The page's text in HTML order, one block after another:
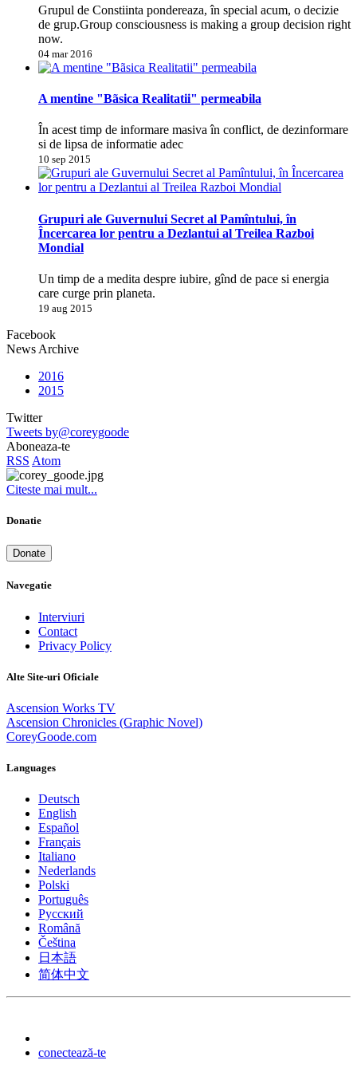
Grupul de Constiinta pondereaza, în special acum, o decizie
de grup.Group consciousness is making a group decision right
now.
04 mar 2016
A mentine "Bãsica Realitatii" permeabila
În acest timp de informare masiva în conflict, de dezinformare
si de lipsa de informatie adec
10 sep 2015
Grupuri ale Guvernului Secret al Pamîntului, în
Încercarea lor pentru a Dezlantui al Treilea Razboi
Mondial
Un timp de a medita despre iubire, gînd de pace si energia
care curge prin planeta.
19 aug 2015
Facebook
News Archive
2016
2015
Twitter
Tweets by@coreygoode
Aboneaza-te
RSS Atom
Citeste mai mult...
Donatie
Donate
Navegatie
Interviuri
Contact
Privacy Policy
Alte Site-uri Oficiale
Ascension Works TV
Ascension Chronicles (Graphic Novel)
CoreyGoode.com
Languages
Deutsch
English
Español
Français
Italiano
Nederlands
Polski
Português
Pусский
Română
Čeština
日本語
简体中文
conectează-te